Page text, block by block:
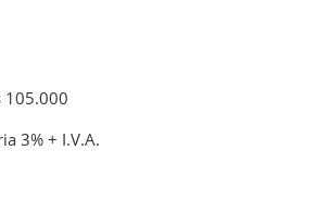
105.000
3% + I.V.A.